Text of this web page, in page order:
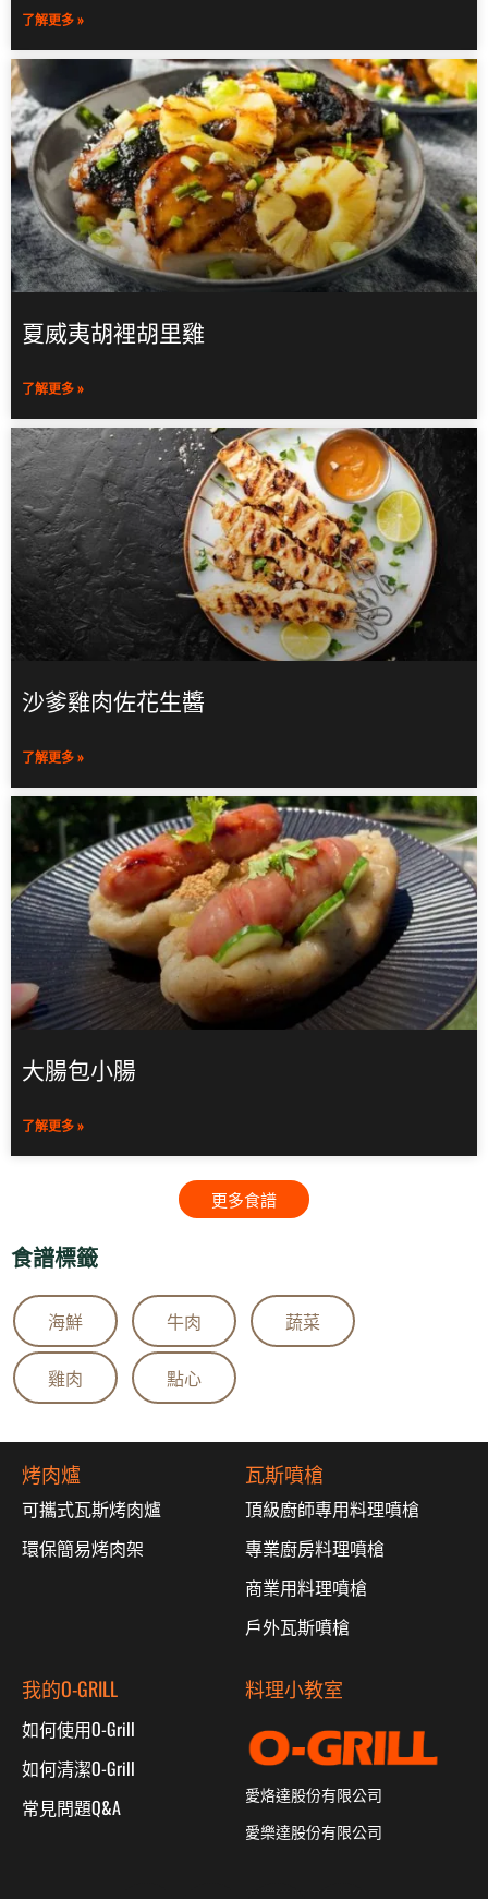
了解更多 »
夏威夷胡裡胡里雞
了解更多 »
沙爹雞肉佐花生醬
了解更多 »
大腸包小腸
了解更多 »
更多食譜
食譜標籤
海鮮 牛肉 蔬菜
雞肉 點心
烤肉爐
可攜式瓦斯烤肉爐
環保簡易烤肉架
瓦斯噴槍
頂級廚師專用料理噴槍
專業廚房料理噴槍
商業用料理噴槍
戶外瓦斯噴槍
我的O-GRILL
如何使用O-Grill
如何清潔O-Grill
常見問題Q&A
料理小教室
愛烙達股份有限公司
愛樂達股份有限公司